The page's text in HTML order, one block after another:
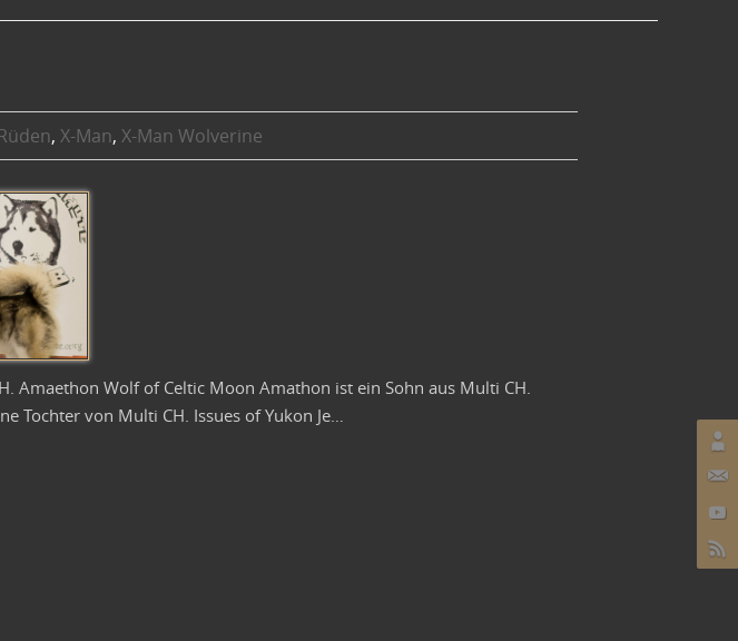
, X-Man, X-Man Wolverine
Amaethon Wolf of Celtic Moon Amathon ist ein Sohn aus Multi CH.
Tochter von Multi CH. Issues of Yukon Je…